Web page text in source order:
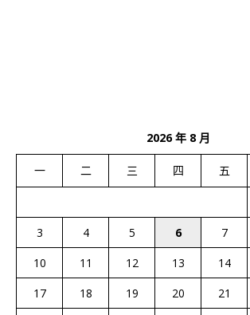
2026 年 8 月
一 二 三 四 五
3
4 5 6 7
10
11 12 13 14
17
18 19 20 21